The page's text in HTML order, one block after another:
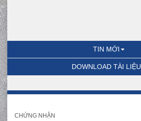
TIN MỚI
DOWNLOAD TÀI LIỆU
CHỨNG NHẬN